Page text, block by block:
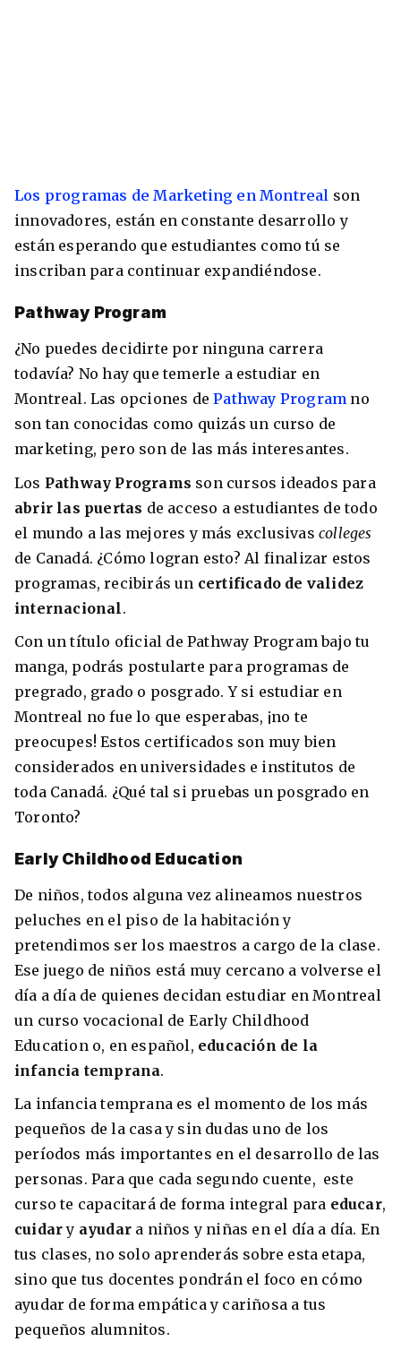
Los programas de Marketing en Montreal son
innovadores, están en constante desarrollo y
están esperando que estudiantes como tú se
inscriban para continuar expandiéndose.
Pathway Program
¿No puedes decidirte por ninguna carrera
todavía? No hay que temerle a estudiar en
Montreal. Las opciones dePathway Program no
son tan conocidas como quizás un curso de
marketing, pero son de las más interesantes.
Los Pathway Programs son cursos ideados para
abrir las puertas de acceso a estudiantes de todo
el mundo a las mejores y más exclusivascolleges
de Canadá. ¿Cómo logran esto? Al finalizar estos
programas, recibirás un certificado de validez
internacional .
Con un título oficial de Pathway Program bajo tu
manga, podrás postularte para programas de
pregrado, grado o posgrado. Y si estudiar en
Montreal no fue lo que esperabas, ¡no te
preocupes! Estos certificados son muy bien
considerados en universidades e institutos de
toda Canadá. ¿Qué tal si pruebas un posgrado en
Toronto?
Early Childhood Education
De niños, todos alguna vez alineamos nuestros
peluches en el piso de la habitación y
pretendimos ser los maestros a cargo de la clase.
Ese juego de niños está muy cercano a volverse el
día a día de quienes decidan estudiar en Montreal
un curso vocacional de Early Childhood
Education o, en español, educación de la
infancia temprana.
La infancia temprana es el momento de los más
pequeños de la casa y sin dudas uno de los
períodos más importantes en el desarrollo de las
personas. Para que cada segundo cuente, este
curso te capacitará de forma integral para educar,
cuidary ayudar a niños y niñas en el día a día. En
tus clases, no solo aprenderás sobre esta etapa,
sino que tus docentes pondrán el foco en cómo
ayudar de forma empática y cariñosa a tus
pequeños alumnitos.